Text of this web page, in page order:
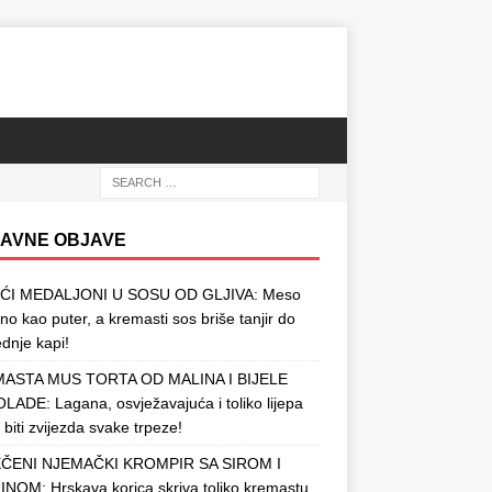
OBJAVE
MEDALJONI U SOSU OD GLJIVA: Meso
kao puter, a kremasti sos briše tanjir do
kapi!
MUS TORTA OD MALINA I BIJELE
Lagana, osvježavajuća i toliko lijepa
biti zvijezda svake trpeze!
NJEMAČKI KROMPIR SA SIROM I
Hrskava korica skriva toliko kremastu